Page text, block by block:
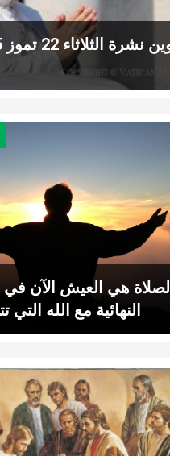
الصلاة هي العيش الآن
النهائية مع الله